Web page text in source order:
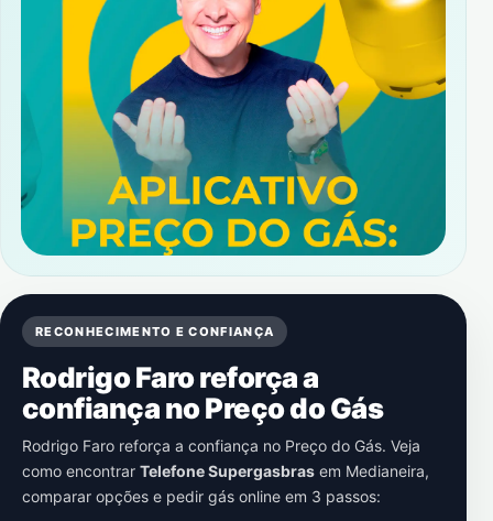
RECONHECIMENTO E CONFIANÇA
Rodrigo Faro reforça a
confiança no Preço do Gás
Rodrigo Faro reforça a confiança no Preço do Gás. Veja
como encontrar Telefone Supergasbras em Medianeira,
comparar opções e pedir gás online em 3 passos: